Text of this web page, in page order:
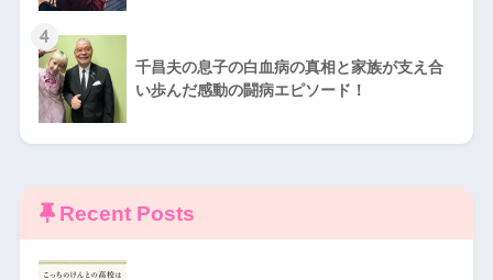
4
千昌夫の息子の白血病の真相と家族が支え合
い歩んだ感動の闘病エピソード！
Recent Posts